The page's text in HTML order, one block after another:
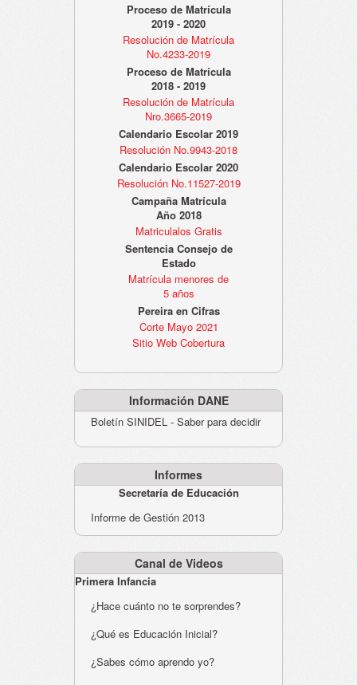
Proceso de Matrícula
2019 - 2020
Resolución de Matrícula
No.4233-2019
Proceso de Matrícula
2018 - 2019
Resolución de Matrícula
Nro.3665-2019
Calendario Escolar 2019
Resolución No.9943-2018
Calendario Escolar 2020
Resolución No.11527-2019
Campaña Matrícula
Año 2018
Matriculalos Gratis
Sentencia Consejo de
Estado
Matrícula menores de
5 años
Pereira en Cifras
Corte Mayo 2021
Sitio Web Cobertura
Información DANE
Boletín SINIDEL - Saber para decidir
Informes
Secretaría de Educación
Informe de Gestión 2013
Canal de Videos
Primera Infancia
¿Hace cuánto no te sorprendes?
¿Qué es Educación Inicial?
¿Sabes cómo aprendo yo?